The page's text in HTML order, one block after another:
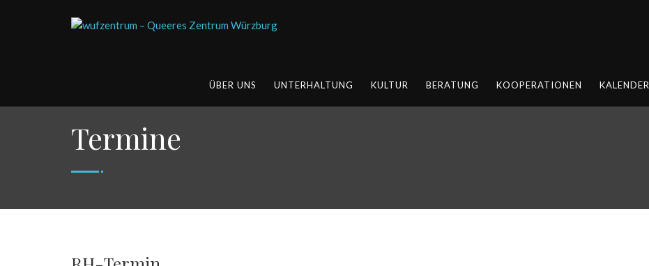
ÜBER UNS UNTERHALTUNG KULTUR BERATUNG KOOPERATIONEN KALENDER
Termine